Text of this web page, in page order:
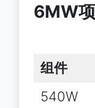
6MW
组件
540W